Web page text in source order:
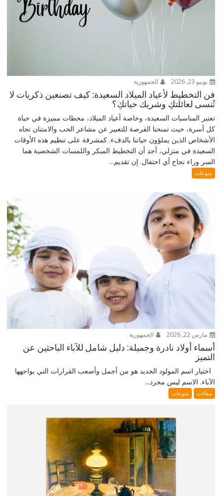
يونيو 23, 2026 الجمهورية
فن التخطيط لأعياد الميلاد السعيدة: كيف تصنعين ذكريات لا
تُنسى لعائلتكِ وشريك حياتكِ؟
تعتبر المناسبات السعيدة، وخاصة أعياد الميلاد، محطات مميزة في حياة
كل أسرة، حيث تمنحنا الفرصة للتعبير عن مشاعر الحب والامتنان تجاه
الأشخاص الذين يملؤون حياتنا بالدفء. كمشرفة على تنظيم هذه الأوقات
السعيدة في منزلي، أجد أن التخطيط المبكر واللمسات الشخصية هما
السر وراء نجاح أي احتفال. إن تقديم...
منوعات
مارس 22, 2026 الجمهورية
أسماء أولاد نادرة وجميلة: دليل شامل للآباء الباحثين عن
التميز
اختيار اسم المولود الجديد هو من أجمل وأصعب القرارات التي يواجهها
الآباء. الاسم ليس مجرد...
مقالات منوعات